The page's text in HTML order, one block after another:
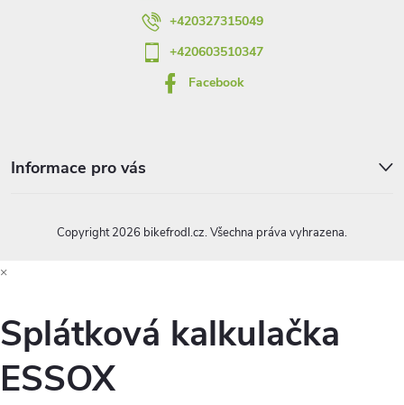
+420327315049
+420603510347
Facebook
Informace pro vás
Copyright 2026 bikefrodl.cz. Všechna práva vyhrazena.
×
Splátková kalkulačka
ESSOX